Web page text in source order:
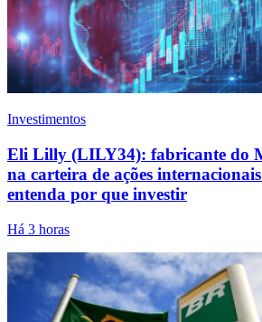
Investimentos
Eli Lilly (LILY34): fabricante do
na carteira de ações
entenda por que investir
Há 3 horas